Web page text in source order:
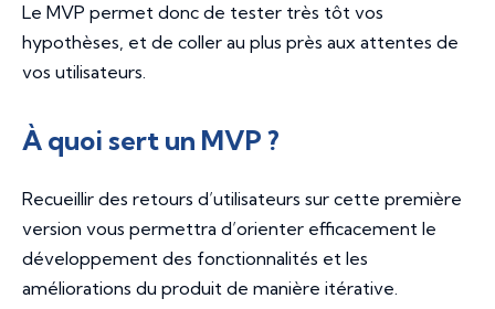
Le MVP permet donc de tester très tôt vos
hypothèses, et de coller au plus près aux attentes de
vos utilisateurs.
À quoi sert un MVP ?
Recueillir des retours d’utilisateurs sur cette première
version vous permettra d’orienter efficacement le
développement des fonctionnalités et les
améliorations du produit de manière itérative.